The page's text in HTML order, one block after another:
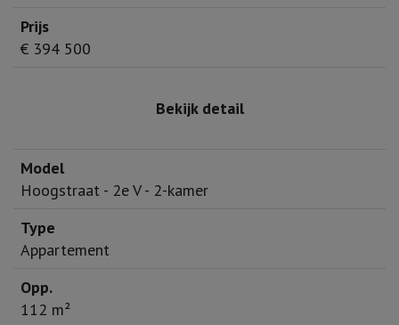
€ 394 500
Bekijk detail
Hoogstraat - 2e V - 2-kamer
Appartement
112 m²